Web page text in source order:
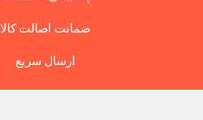
ضمانت اصالت کالا
ارسال سریع